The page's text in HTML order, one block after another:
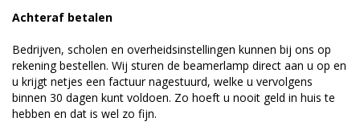
Achteraf betalen
Bedrijven, scholen en overheidsinstellingen kunnen bij ons op
rekening bestellen. Wij sturen de beamerlamp direct aan u op en
u krijgt netjes een factuur nagestuurd, welke u vervolgens
binnen 30 dagen kunt voldoen. Zo hoeft u nooit geld in huis te
hebben en dat is wel zo fijn.